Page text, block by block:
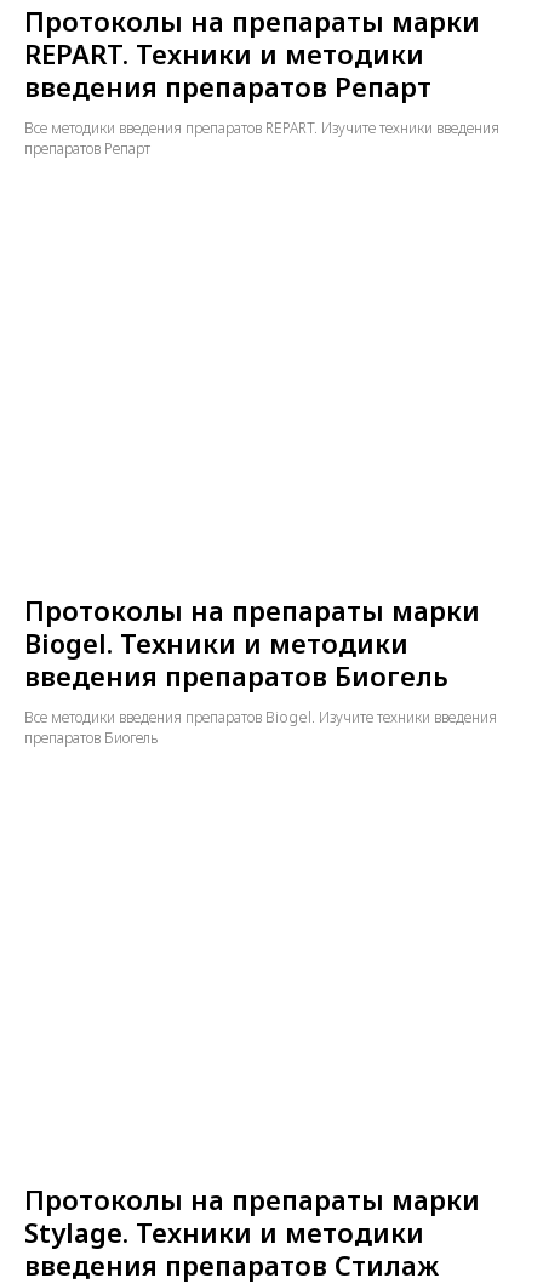
Протоколы на препараты марки
REPART. Техники и методики
введения препаратов Репарт
Все методики введения препаратов REPART. Изучите техники введения
препаратов Репарт
Протоколы на препараты марки
Biogel. Техники и методики
введения препаратов Биогель
Все методики введения препаратов Biogel. Изучите техники введения
препаратов Биогель
Протоколы на препараты марки
Stylage. Техники и методики
введения препаратов Стилаж